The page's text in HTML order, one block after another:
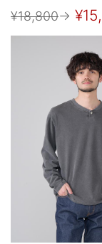
¥18,800→